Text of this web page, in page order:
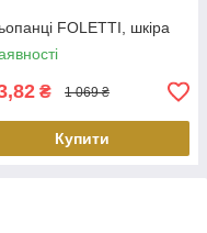
FOLETTI, шкіра
₴ 1 069 ₴
Купити